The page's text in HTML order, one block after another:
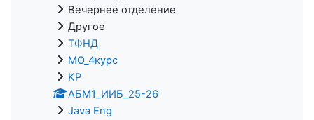
Вечернее отделение
Другое
ТФНД
МО_4курс
KP
АБМ1_ИИБ_25-26
Java Eng